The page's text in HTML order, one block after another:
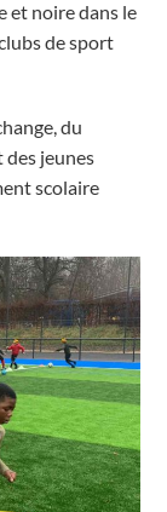
et noire dans le
de sport
du
des jeunes
scolaire